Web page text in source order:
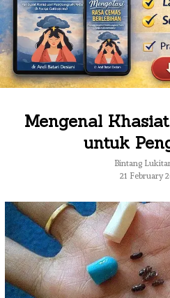
Mengenal
untuk
Bintang
21 February